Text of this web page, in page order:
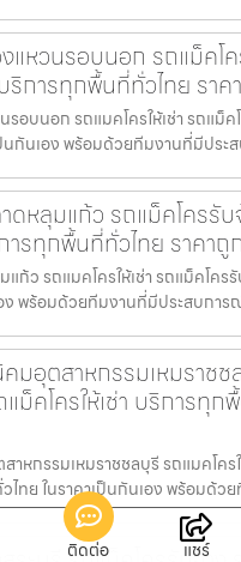
งแหวนรอบนอก รถแม็คโ
ริการทุกพื้นที่ทั่วไทย ราค
รอบนอก รถแมคโครให้เช่า รถแม็ค
นกันเอง พร้อมด้วยทีมงานที่มีประ
ดหลุมแก้ว รถแม็คโครรับ
ารทุกพื้นที่ทั่วไทย ราคาถูก
ก้ว รถแมคโครให้เช่า รถแม็คโคร
อง พร้อมด้วยทีมงานที่มีประสบการ
คมอุตสาหกรรมเหมราช
ม็คโครให้เช่า บริการทุก
าหกรรมเหมราชชลบุรี รถแมคโคร
ไทย ในราคาเป็นกันเอง พร้อมด้ว
ติดต่อ แชร์